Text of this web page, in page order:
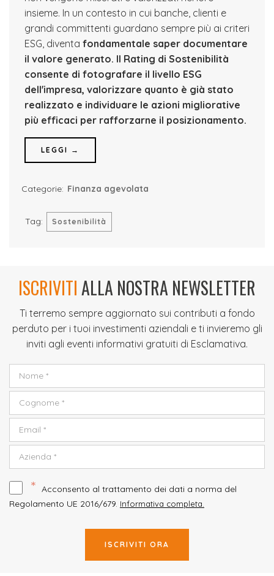
insieme. In un contesto in cui banche, clienti e
grandi committenti guardano sempre più ai criteri
ESG, diventa fondamentale saper documentare
il valore generato. Il Rating di Sostenibilità
consente di fotografare il livello ESG
dell'impresa, valorizzare quanto è già stato
realizzato e individuare le azioni migliorative
più efficaci per rafforzarne il posizionamento.
LEGGI →
Categorie: Finanza agevolata
Tag: Sostenibilità
ISCRIVITIALLA NOSTRA NEWSLETTER
Ti terremo sempre aggiornato sui contributi a fondo
perduto per i tuoi investimenti aziendali e ti invieremo gli
inviti agli eventi informativi gratuiti di Esclamativa.
* Acconsento al trattamento dei dati a norma del
Regolamento UE 2016/679. Informativa completa.
ISCRIVITI ORA